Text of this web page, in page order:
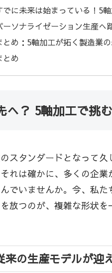
でに未来は始まっている！5
ーソナライゼーション生産へ
とめ：5軸加工が拓く製造業
とめ
？ 5軸加工で挑
スタンダードとなって
れは確かに、多くの企
でいませんか。今、私
放つのが、複雑な形状
の生産モデルが迎